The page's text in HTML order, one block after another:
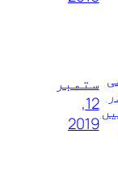
ستمبر
12,
2019